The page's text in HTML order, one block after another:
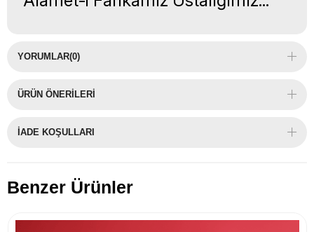
YORUMLAR(0)
ÜRÜN ÖNERILERI
İADE KOŞULLARI
Benzer Ürünler